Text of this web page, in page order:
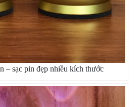
– sạc pin đẹp nhiều kích thước